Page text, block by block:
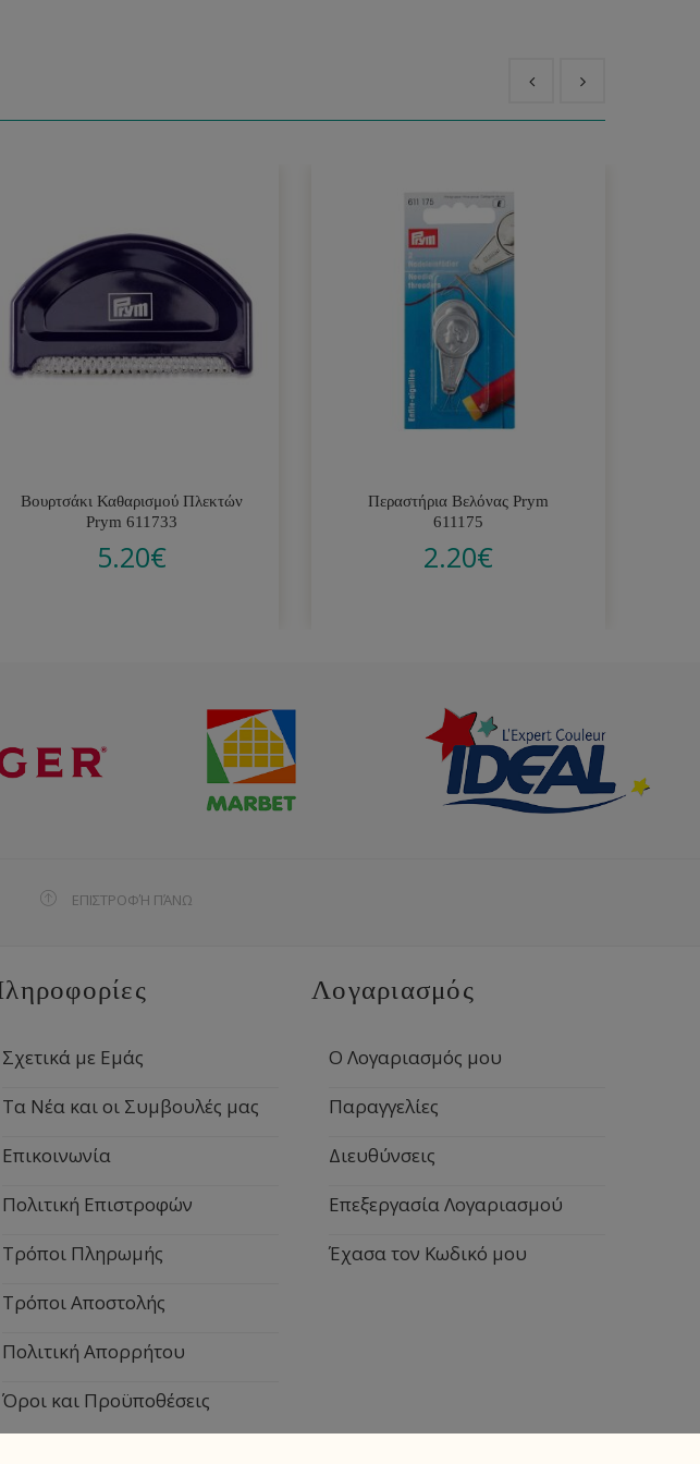
Βουρτσάκι Καθαρισμού Πλεκτών
Prym 611733
5.20€
Περαστήρια Βελόνας Prym
611175
2.20€
ΕΠΙΣΤΡΟΦΉ ΠΆΝΩ
Σχετικά με Εμάς
Τα Νέα και οι Συμβουλές μας
Επικοινωνία
Πολιτική Επιστροφών
Τρόποι Πληρωμής
Τρόποι Αποστολής
Πολιτική Απορρήτου
Όροι και Προϋποθέσεις
Λογαριασμός
Ο Λογαριασμός μου
Παραγγελίες
Διευθύνσεις
Επεξεργασία Λογαριασμού
Έχασα τον Κωδικό μου